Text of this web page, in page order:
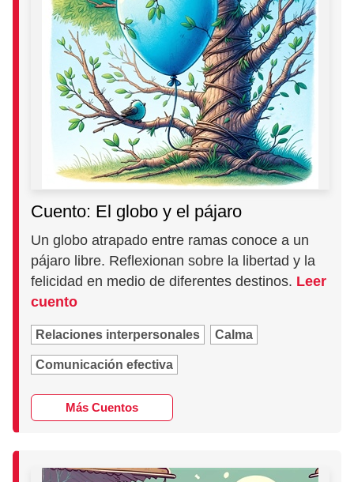
Cuento: El globo y el pájaro
Un globo atrapado entre ramas conoce a un
pájaro libre. Reflexionan sobre la libertad y la
felicidad en medio de diferentes destinos. Leer
cuento
Relaciones interpersonales Calma
Comunicación efectiva
Más Cuentos